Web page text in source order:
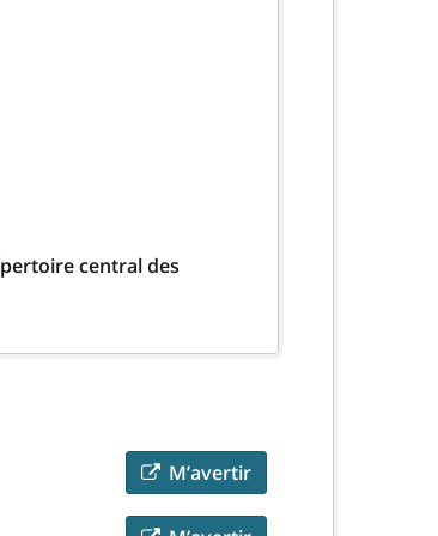
central des
M’avertir